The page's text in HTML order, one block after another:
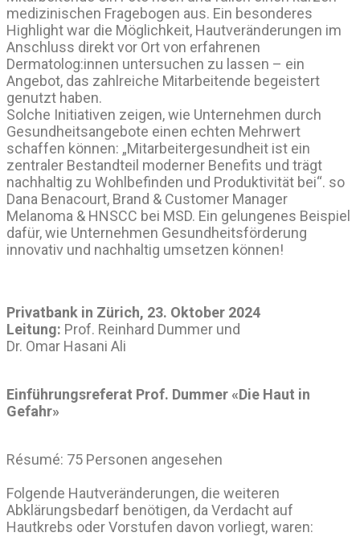
medizinischen Fragebogen aus. Ein besonderes
Highlight war die Möglichkeit, Hautveränderungen im
Anschluss direkt vor Ort von erfahrenen
Dermatolog:innen untersuchen zu lassen – ein
Angebot, das zahlreiche Mitarbeitende begeistert
genutzt haben.
Solche Initiativen zeigen, wie Unternehmen durch
Gesundheitsangebote einen echten Mehrwert
schaffen können: „Mitarbeitergesundheit ist ein
zentraler Bestandteil moderner Benefits und trägt
nachhaltig zu Wohlbefinden und Produktivität bei“. so
Dana Benacourt, Brand & Customer Manager
Melanoma & HNSCC bei MSD. Ein gelungenes Beispiel
dafür, wie Unternehmen Gesundheitsförderung
innovativ und nachhaltig umsetzen können!
Privatbank in Zürich, 23. Oktober 2024
Leitung: Prof. Reinhard Dummer und
Dr. Omar Hasani Ali
Einführungsreferat Prof. Dummer «Die Haut in
Gefahr»
Résumé: 75 Personen angesehen
Folgende Hautveränderungen, die weiteren
Abklärungsbedarf benötigen, da Verdacht auf
Hautkrebs oder Vorstufen davon vorliegt, waren: